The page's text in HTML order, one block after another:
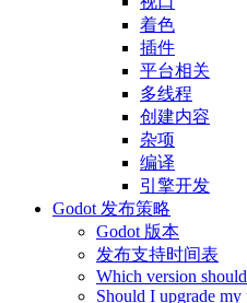
着色
插件
平台相关
多线程
创建内容
杂项
编译
引擎开发
Godot 发布策略
Godot 版本
发布支持时间表
Which version
Should I upgrade my